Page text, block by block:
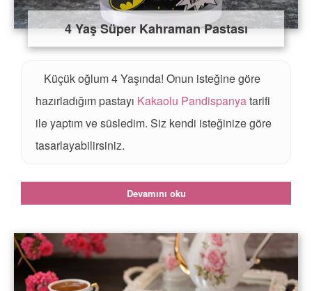
4 Yaş Süper Kahraman Pastası
Küçük oğlum 4 Yaşında! Onun isteğine göre
hazırladığım pastayı Kakaolu Pandispanyatarifi
ile yaptım ve süsledim. Siz kendi isteğinize göre
tasarlayabilirsiniz.
Devamını oku